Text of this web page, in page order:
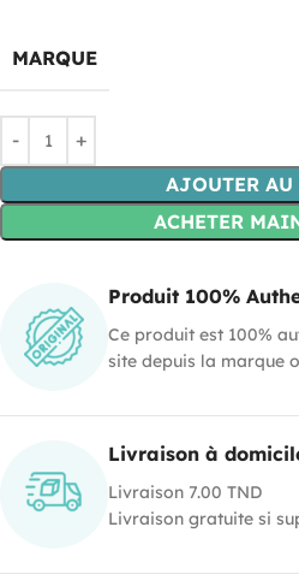
MARQUE
AJOUTER AU
ACHETER
Produit 100%
Ce produit est 100%
site depuis la marque
Livraison à
Livraison 7.00 TND
Livraison gratuite si